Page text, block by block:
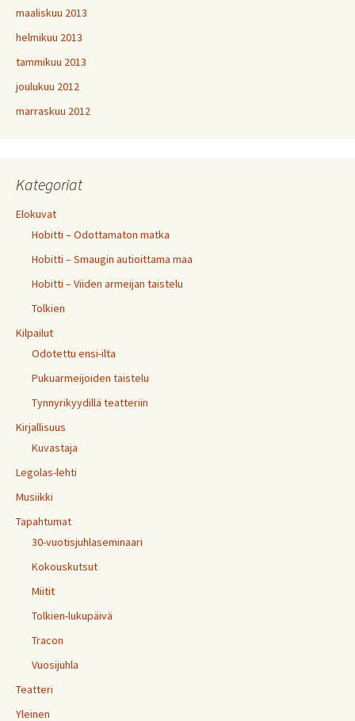
maaliskuu 2013
helmikuu 2013
tammikuu 2013
joulukuu 2012
marraskuu 2012
Kategoriat
Elokuvat
Hobitti – Odottamaton matka
Hobitti – Smaugin autioittama maa
Hobitti – Viiden armeijan taistelu
Tolkien
Kilpailut
Odotettu ensi-ilta
Pukuarmeijoiden taistelu
Tynnyrikyydillä teatteriin
Kirjallisuus
Kuvastaja
Legolas-lehti
Musiikki
Tapahtumat
30-vuotisjuhlaseminaari
Kokouskutsut
Miitit
Tolkien-lukupäivä
Tracon
Vuosijuhla
Teatteri
Yleinen